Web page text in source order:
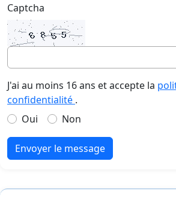
Captcha
J'ai au moins 16 ans et accepte la
confidentialité .
Oui
Non
Envoyer le message